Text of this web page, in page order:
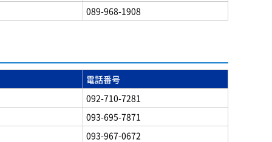
089-968-1908
電話番号
092-710-7281
093-695-7871
093-967-0672